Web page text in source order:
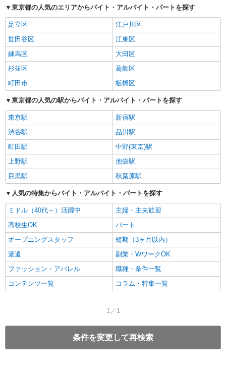
東京都の人気のエリアからバイト・アルバイト・パートを探す
足立区
江戸川区
世田谷区
江東区
練馬区
大田区
杉並区
葛飾区
町田市
板橋区
東京都の人気の駅からバイト・アルバイト・パートを探す
東京駅
新宿駅
渋谷駅
品川駅
町田駅
中野(東京)駅
上野駅
池袋駅
目黒駅
秋葉原駅
人気の特集からバイト・アルバイト・パートを探す
ミドル（40代～）活躍中
主婦・主夫歓迎
高校生OK
パート
オープニングスタッフ
短期（3ヶ月以内）
派遣
副業・WワークOK
ファッション・アパレル
職種・条件一覧
コンテンツ一覧
コラム・特集一覧
1／1
条件を変更して再検索